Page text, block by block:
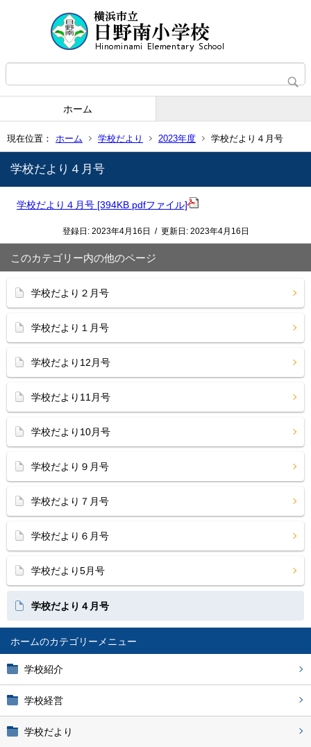
ホーム
現在位置： ホーム 学校だより 2023年度 学校だより４月号
ホーム
学校紹介
学校経営
学校だより
学校だより４月号
学校だより４月号 [394KB pdfファイル]
登録日: 2023年4月16日 / 更新日: 2023年4月16日
このカテゴリー内の他のページ
学校だより２月号
学校だより１月号
学校だより12月号
学校だより11月号
学校だより10月号
学校だより９月号
学校だより７月号
学校だより６月号
学校だより5月号
学校だより４月号